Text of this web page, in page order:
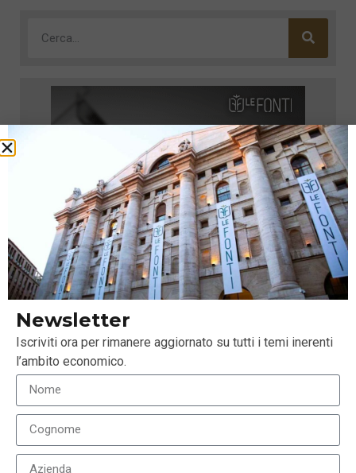
Newsletter
Iscriviti ora per rimanere aggiornato su tutti i temi inerenti
l’ambito economico.